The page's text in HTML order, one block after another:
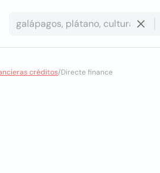
créditos/Directe finance